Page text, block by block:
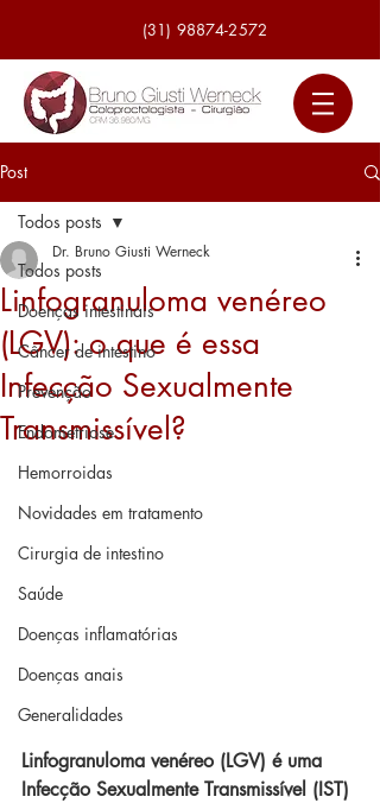
(31) 98874-2572
Post
Todos posts
Doenças intestinais
Câncer de intestino
Prevenção
Endometriose
Hemorroidas
Novidades em tratamento
Cirurgia de intestino
Saúde
Doenças inflamatórias
Doenças anais
Generalidades
Todos posts
Linfogranuloma venéreo
(LGV): o que é essa
Infecção Sexualmente
Transmissível?
Dr. Bruno Giusti Werneck
Linfogranuloma venéreo (LGV) é uma
Infecção Sexualmente Transmissível (IST)